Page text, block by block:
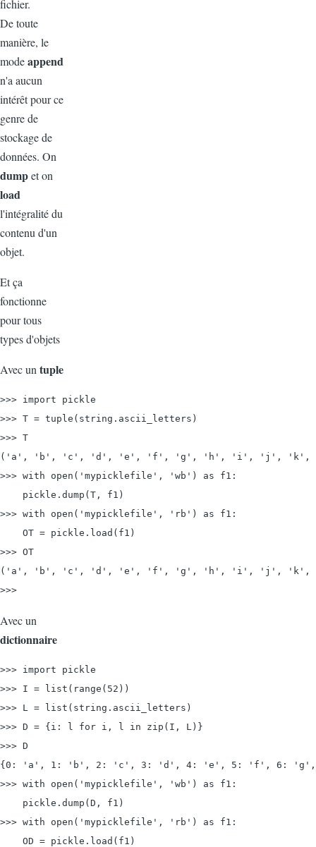
fichier.
De toute
manière, le
modeappend
n'a aucun
intérêt pour ce
genre de
stockage de
données. On
dumpet on
load
l'intégralité du
contenu d'un
objet.
Et ça
fonctionne
pour tous
types d'objets
Avec un tuple
>>> import pickle
>>> T = tuple(string.ascii_letters)
>>> T
('a', 'b', 'c', 'd', 'e', 'f', 'g', 'h', 'i', 'j', 'k',
>>> with open('mypicklefile', 'wb') as f1:
    pickle.dump(T, f1)
>>> with open('mypicklefile', 'rb') as f1:
    OT = pickle.load(f1)
>>> OT
('a', 'b', 'c', 'd', 'e', 'f', 'g', 'h', 'i', 'j', 'k',
>>>
Avec un
dictionnaire
>>> import pickle
>>> I = list(range(52))
>>> L = list(string.ascii_letters)
>>> D = {i: l for i, l in zip(I, L)}
>>> D
{0: 'a', 1: 'b', 2: 'c', 3: 'd', 4: 'e', 5: 'f', 6: 'g',
>>> with open('mypicklefile', 'wb') as f1:
    pickle.dump(D, f1)
>>> with open('mypicklefile', 'rb') as f1:
    OD = pickle.load(f1)